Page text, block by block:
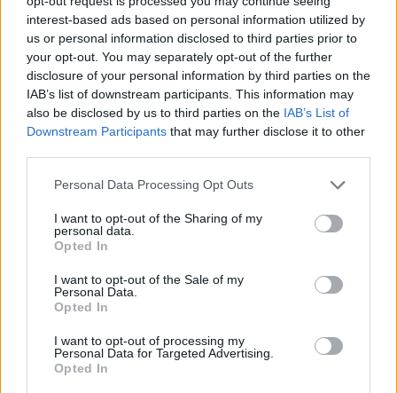
interest-based ads based on personal information utilized by
us or personal information disclosed to third parties prior to
your opt-out. You may separately opt-out of the further
disclosure of your personal information by third parties on the
IAB’s list of downstream participants. This information may
also be disclosed by us to third parties on the IAB’s List of
Downstream Participants that may further disclose it to other
Please note that this website/app uses one or more Google
not limited to your visit or usage behaviour. You may click to
grant or deny consent to Google and its third-party tags to
use your data for below specified purposes in below Google
consent section.
Personal Data Processing Opt Outs
I want to opt-out of the Sharing of my
personal data.
Opted In
I want to opt-out of the Sale of my
Personal Data.
Opted In
I want to opt-out of processing my
Personal Data for Targeted Advertising.
Opted In
+1.300.000)
El internacional español ha vuelto a los terrenos de juego
tras recuperarse de una lesión muscular y poco a poco va
encontrando su mejor forma. En la jornada 17 anotó gol y
sumó 12 puntos, motivos más que suficientes para que los
managers pujaran por él en los últimos días. 1,3 de
ganancia esta semana.
(21/22)
concretamente del 23 al 30 de
revisaremos la posición de los
siguientes jugadores el próximo 23